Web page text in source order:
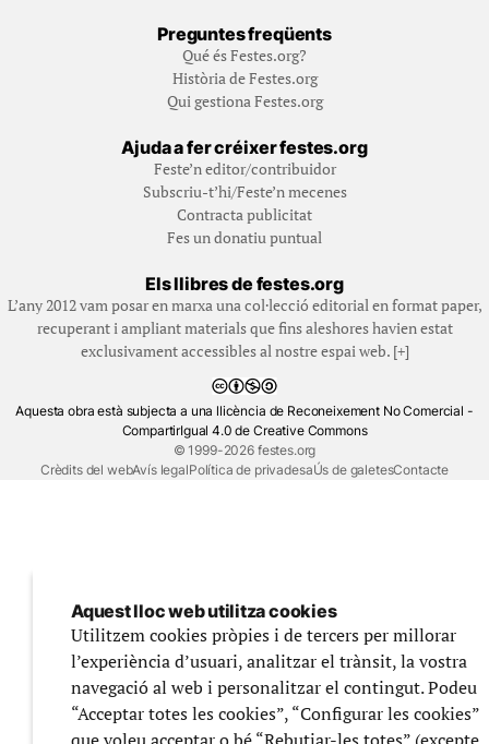
Preguntes freqüents
Qué és Festes.org?
Història de Festes.org
Qui gestiona Festes.org
Ajuda a fer créixer festes.org
Feste’n editor/contribuidor
Subscriu-t’hi/Feste’n mecenes
Contracta publicitat
Fes un donatiu puntual
Els llibres de festes.org
L’any 2012 vam posar en marxa una col·lecció editorial en format paper,
recuperant i ampliant materials que fins aleshores havien estat
exclusivament accessibles al nostre espai web. [+]
Aquesta obra està subjecta a una llicència de Reconeixement No Comercial -
CompartirIgual 4.0 de Creative Commons
© 1999-2026 festes.org
Crèdits del webAvís legalPolítica de privadesaÚs de galetesContacte
Aquest lloc web utilitza cookies
Utilitzem cookies pròpies i de tercers per millorar
l’experiència d’usuari, analitzar el trànsit, la vostra
navegació al web i personalitzar el contingut. Podeu
“Acceptar totes les cookies”, “Configurar les cookies”